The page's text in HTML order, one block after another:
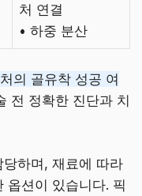
처 연결
• 하중 분산
의 골유착 성공 여
전 정확한 진단과 치
하며, 재료에 따라
옵션이 있습니다. 픽